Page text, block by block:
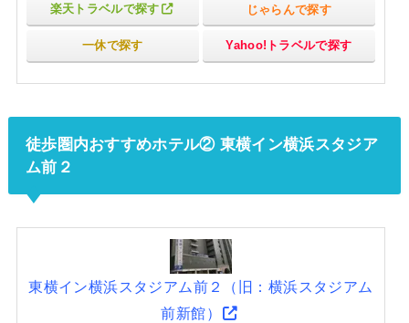
楽天トラベルで探す じゃらんで探す
一休で探す Yahoo!トラベルで探す
徒歩圏内おすすめホテル② 東横イン横浜スタジア
ム前２
東横イン横浜スタジアム前２（旧：横浜スタジアム
前新館）